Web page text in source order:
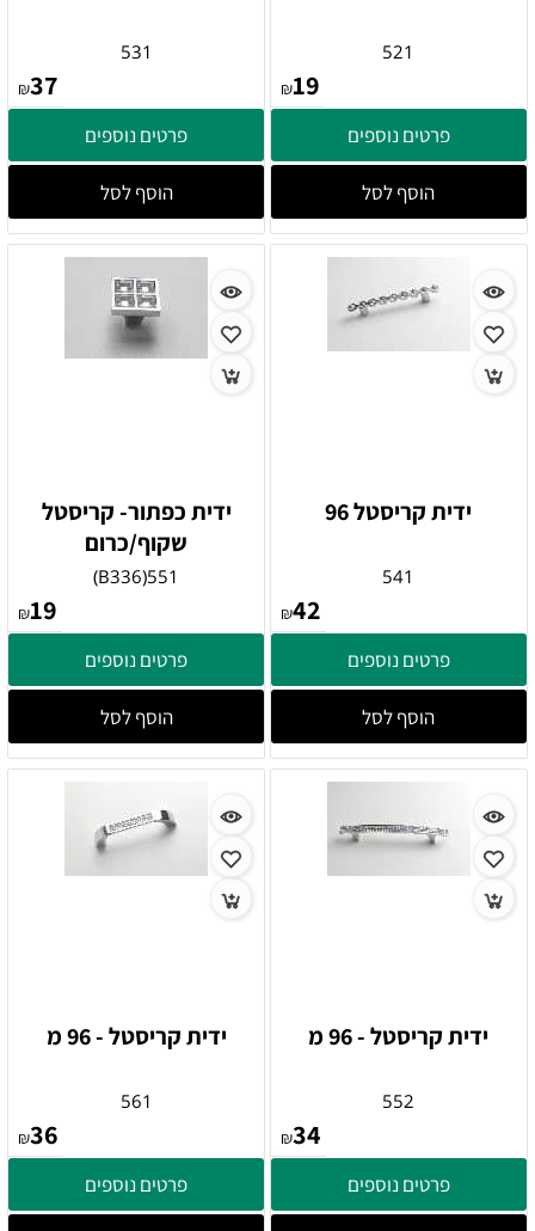
521
₪19
פרטים נוספים
הוסף לסל
531
₪37
פרטים נוספים
הוסף לסל
ידית קריסטל 96
541
₪42
פרטים נוספים
הוסף לסל
ידית כפתור- קריסטל
שקוף/כרום
551(B336)
₪19
פרטים נוספים
הוסף לסל
ידית קריסטל - 96 מ
552
₪34
פרטים נוספים
ידית קריסטל - 96 מ
561
₪36
פרטים נוספים